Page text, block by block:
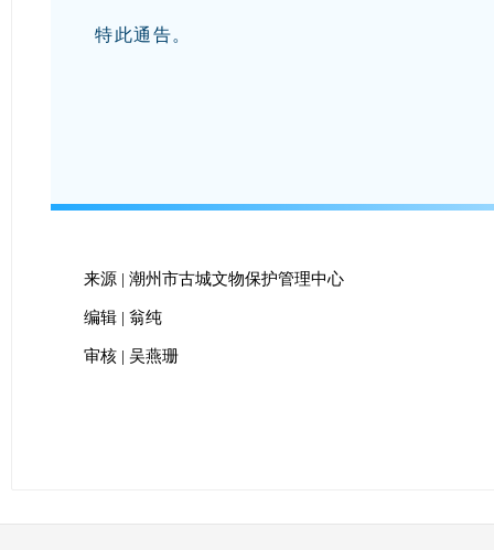
特此通告。
来源 | 潮州市古城文物保护管理中心
编辑 | 翁纯
审核 | 吴燕珊